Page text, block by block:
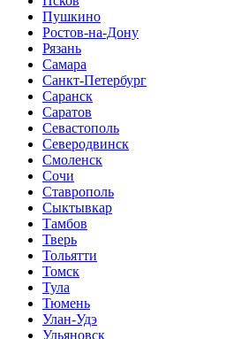
Пушкино
Ростов-на-Дону
Рязань
Самара
Санкт-Петербург
Саранск
Саратов
Севастополь
Северодвинск
Смоленск
Сочи
Ставрополь
Сыктывкар
Тамбов
Тверь
Тольятти
Томск
Тула
Тюмень
Улан-Удэ
Ульяновск